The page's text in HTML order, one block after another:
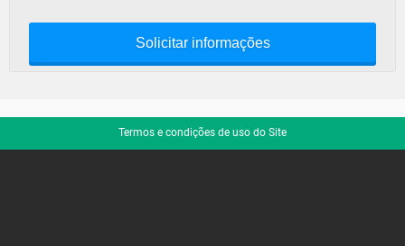
Solicitar informações
Termos e condições de uso do Site